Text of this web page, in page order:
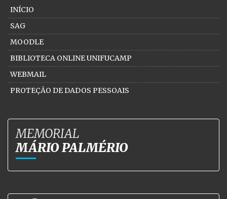
INÍCIO
SAG
MOODLE
BIBLIOTECA ONLINE UNIFUCAMP
WEBMAIL
PROTEÇÃO DE DADOS PESSOAIS
MEMORIAL
MÁRIO PALMÉRIO